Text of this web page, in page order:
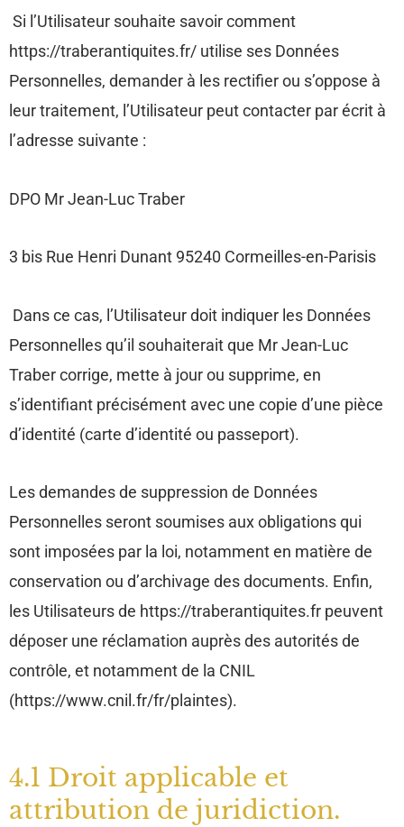
Si l’Utilisateur souhaite savoir comment
https://traberantiquites.fr/ utilise ses Données
Personnelles, demander à les rectifier ou s’oppose à
leur traitement, l’Utilisateur peut contacter par écrit à
l’adresse suivante :
DPO Mr Jean-Luc Traber
3 bis Rue Henri Dunant 95240 Cormeilles-en-Parisis
Dans ce cas, l’Utilisateur doit indiquer les Données
Personnelles qu’il souhaiterait que Mr Jean-Luc
Traber corrige, mette à jour ou supprime, en
s’identifiant précisément avec une copie d’une pièce
d’identité (carte d’identité ou passeport).
Les demandes de suppression de Données
Personnelles seront soumises aux obligations qui
sont imposées par la loi, notamment en matière de
conservation ou d’archivage des documents. Enfin,
les Utilisateurs de https://traberantiquites.fr peuvent
déposer une réclamation auprès des autorités de
contrôle, et notamment de la CNIL
(https://www.cnil.fr/fr/plaintes).
4.1 Droit applicable et
attribution de juridiction.